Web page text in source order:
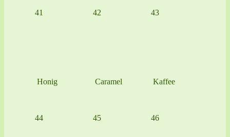
41
Honig
42
Caramel
43
Kaffee
44 45 46